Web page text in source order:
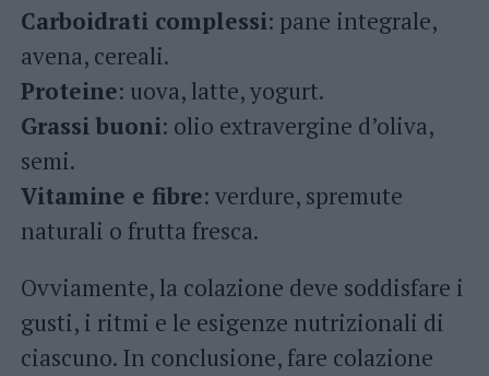
Carboidrati complessi: pane integrale,
avena, cereali.
Proteine: uova, latte, yogurt.
Grassi buoni: olio extravergine d’oliva,
semi.
Vitamine e fibre: verdure, spremute
naturali o frutta fresca.
Ovviamente, la colazione deve soddisfare i
gusti, i ritmi e le esigenze nutrizionali di
ciascuno. In conclusione, fare colazione